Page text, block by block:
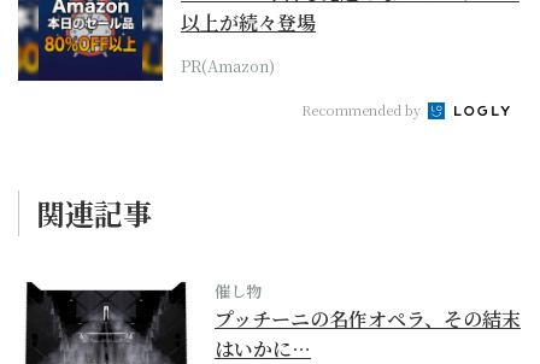
以上が続々登場
PR(Amazon)
Recommended by
関連記事
催し物
プッチーニの名作オペラ、その結末
はいかに…